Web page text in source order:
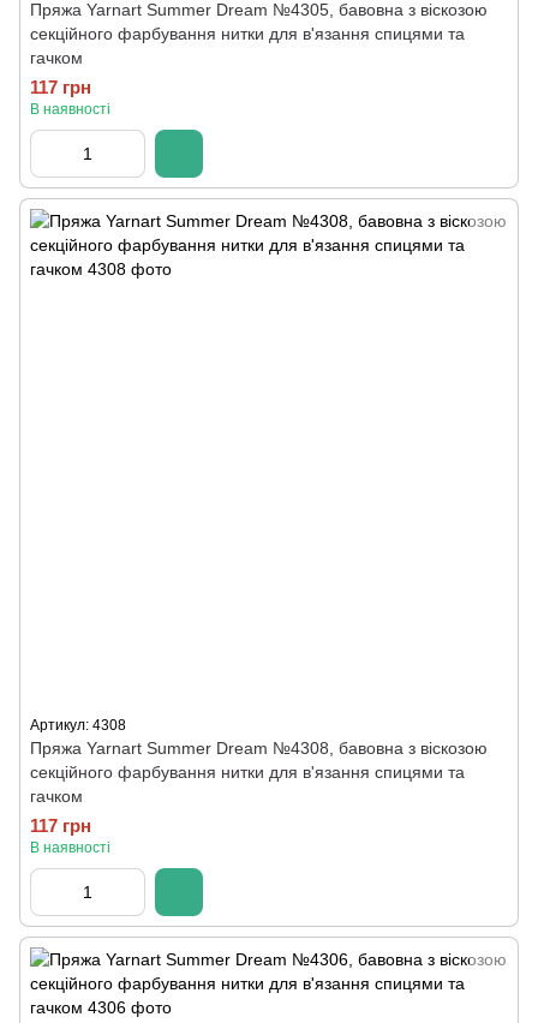
Пряжа Yarnart Summer Dream №4305, бавовна з віскозою
секційного фарбування нитки для в'язання спицями та
гачком
117 грн
В наявності
Артикул: 4308
Пряжа Yarnart Summer Dream №4308, бавовна з віскозою
секційного фарбування нитки для в'язання спицями та
гачком
117 грн
В наявності